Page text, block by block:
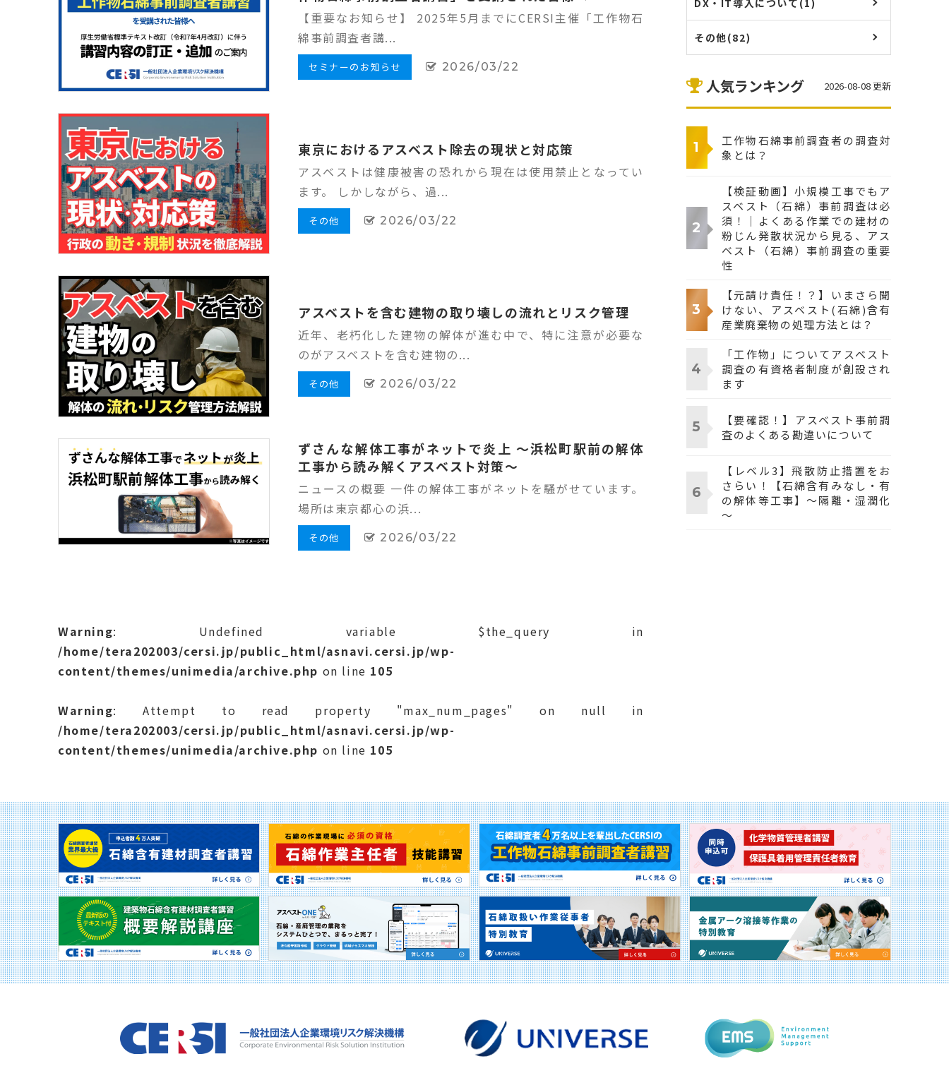
【重要なお知らせ】 2025年5月までにCERSI主催「工作物石
綿事前調査者講...
セミナーのお知らせ 2026/03/22
東京におけるアスベスト除去の現状と対応策
アスベストは健康被害の恐れから現在は使用禁止となってい
ます。 しかしながら、過...
その他 2026/03/22
アスベストを含む建物の取り壊しの流れとリスク管理
近年、老朽化した建物の解体が進む中で、特に注意が必要な
のがアスベストを含む建物の...
その他 2026/03/22
ずさんな解体工事がネットで炎上 ～浜松町駅前の解体
工事から読み解くアスベスト対策～
ニュースの概要 一件の解体工事がネットを騒がせています。
場所は東京都心の浜...
その他 2026/03/22
Warning: Undefined variable $the_query in
/home/tera202003/cersi.jp/public_html/asnavi.cersi.jp/wp-
content/themes/unimedia/archive.php on line 105
Warning: Attempt to read property "max_num_pages" on null in
/home/tera202003/cersi.jp/public_html/asnavi.cersi.jp/wp-
content/themes/unimedia/archive.php on line 105
DX・IT導入について(1)
その他(82)
人気ランキング 2026-08-08 更新
工作物石綿事前調査者の調査対
象とは？
【検証動画】小規模工事でもア
スベスト（石綿）事前調査は必
須！｜よくある作業での建材の
粉じん発散状況から見る、アス
ベスト（石綿）事前調査の重要
性
【元請け責任！？】いまさら聞
けない、アスベスト(石綿)含有
産業廃棄物の処理方法とは？
「工作物」についてアスベスト
調査の有資格者制度が創設され
ます
【要確認！】アスベスト事前調
査のよくある勘違いについて
【レベル3】飛散防止措置をお
さらい！【石綿含有みなし・有
の解体等工事】～隔離・湿潤化
～